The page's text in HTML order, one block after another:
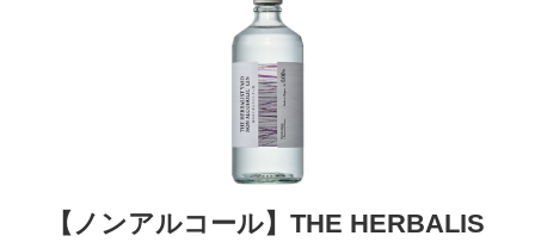
【ノンアルコール】THE HERBALIS